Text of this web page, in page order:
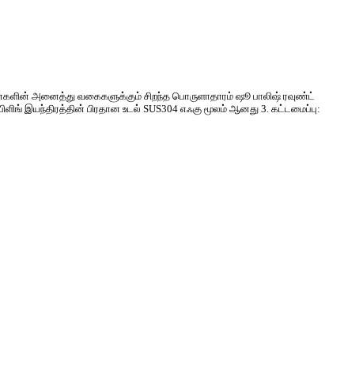
அனைத்து வகைகளுக்கும் சிறந்த பொருளாதாரம் ஷூ பாலிஷ் ரவுண்ட்
இயந்திரத்தின் பிரதான உடல் SUS304 எஃகு மூலம் ஆனது 3. கட்டமைப்பு: